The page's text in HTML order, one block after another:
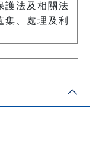
護法及相關法
集、處理及利